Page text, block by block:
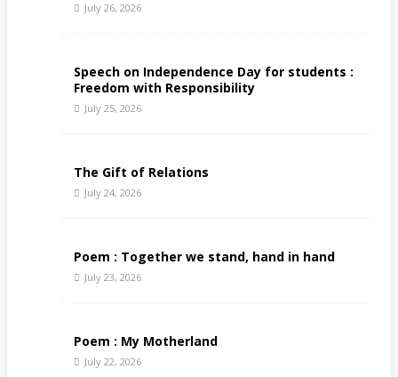
July 26, 2026
Speech on Independence Day for students :
Freedom with Responsibility
July 25, 2026
The Gift of Relations
July 24, 2026
Poem : Together we stand, hand in hand
July 23, 2026
Poem : My Motherland
July 22, 2026